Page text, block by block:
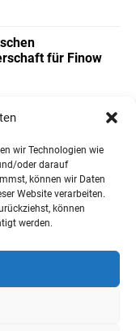
wir Technologien wie
oder darauf
können wir Daten
Website verarbeiten.
können
werden.
für Finow
und Finower
U11/13